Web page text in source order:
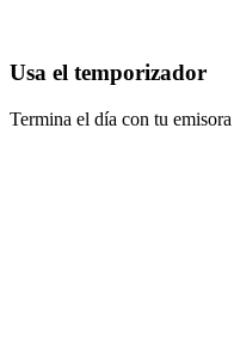
Usa el temporizador
Termina el día con tu